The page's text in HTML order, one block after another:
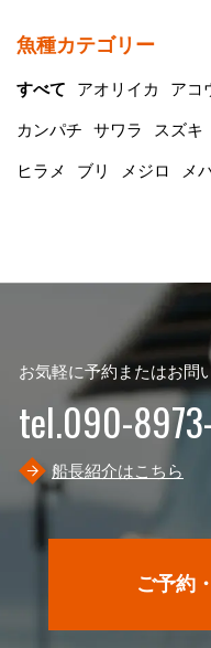
魚種カテゴリー
すべて アオリイカ アコ
カンパチ サワラ スズキ
ヒラメ ブリ メジロ メ
お気軽に予約またはお問
tel.090-
船長紹介はこちら
ご予約